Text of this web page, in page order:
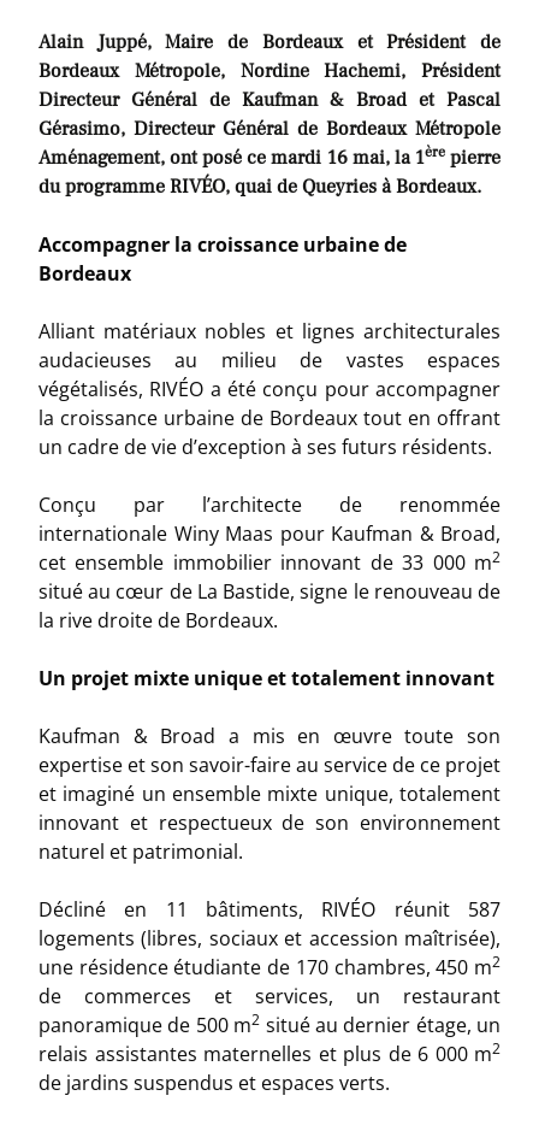
Alain Juppé, Maire de Bordeaux et Président de
Bordeaux Métropole, Nordine Hachemi, Président
Directeur Général de Kaufman & Broad et Pascal
Gérasimo, Directeur Général de Bordeaux Métropole
Aménagement, ont posé ce mardi 16 mai, la 1èrepierre
du programme RIVÉO, quai de Queyries à Bordeaux.
Accompagner la croissance urbaine de
Bordeaux
Alliant matériaux nobles et lignes architecturales
audacieuses au milieu de vastes espaces
végétalisés, RIVÉO a été conçu pour accompagner
la croissance urbaine de Bordeaux tout en offrant
un cadre de vie d’exception à ses futurs résidents.
Conçu par l’architecte de renommée
internationale Winy Maas pour Kaufman & Broad,
cet ensemble immobilier innovant de 33 000 m2
situé au cœur de La Bastide, signe le renouveau de
la rive droite de Bordeaux.
Un projet mixte unique et totalement innovant
Kaufman & Broad a mis en œuvre toute son
expertise et son savoir-faire au service de ce projet
et imaginé un ensemble mixte unique, totalement
innovant et respectueux de son environnement
naturel et patrimonial.
Décliné en 11 bâtiments, RIVÉO réunit 587
logements (libres, sociaux et accession maîtrisée),
une résidence étudiante de 170 chambres, 450 m2
de commerces et services, un restaurant
panoramique de 500 m2 situé au dernier étage, un
relais assistantes maternelles et plus de 6 000 m2
de jardins suspendus et espaces verts.